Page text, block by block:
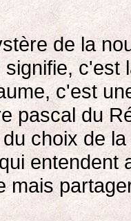
de la
c'est
pascal du
choix de
entendent
mais